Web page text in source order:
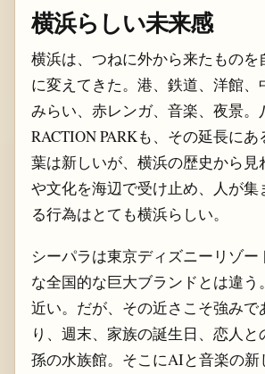
横浜らしい未来感
横浜は、つねに外から来たものを
に変えてきた。港、鉄道、洋館、
みらい、赤レンガ、音楽、夜景。
RACTION PARKも、その延長に
葉は新しいが、横浜の歴史から見
や文化を海辺で受け止め、人が集
る行為はとても横浜らしい。
シーパラは東京ディズニーリゾー
な全国的な巨大ブランドとは違う
近い。だが、その近さこそ強みで
り、週末、家族の誕生日、恋人と
孫の水族館。そこにAIと音楽の新